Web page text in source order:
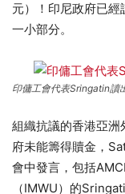
元）！印尼政府已
一小部分。
印傭工會代表Sringatin讀
組織抗議的香港亞
府未能籌得贖金，
會中發言，包括
（IMWU）的